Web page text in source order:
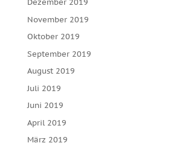
Dezember 2019
November 2019
Oktober 2019
September 2019
August 2019
Juli 2019
Juni 2019
April 2019
März 2019